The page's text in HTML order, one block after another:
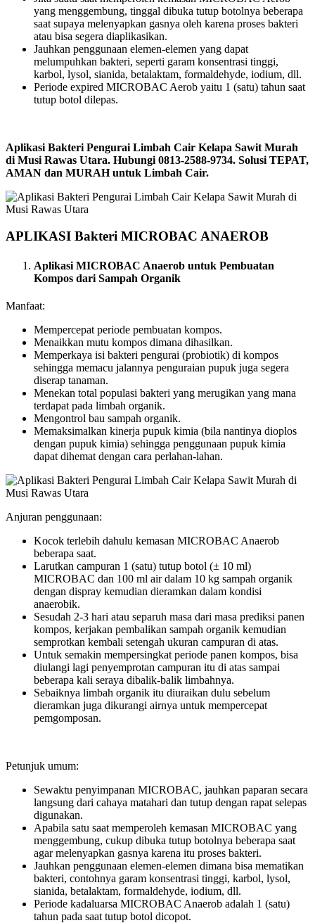
yang menggembung, tinggal dibuka tutup botolnya beberapa
saat supaya melenyapkan gasnya oleh karena proses bakteri
atau bisa segera diaplikasikan.
Jauhkan penggunaan elemen-elemen yang dapat
melumpuhkan bakteri, seperti garam konsentrasi tinggi,
karbol, lysol, sianida, betalaktam, formaldehyde, iodium, dll.
Periode expired MICROBAC Aerob yaitu 1 (satu) tahun saat
tutup botol dilepas.
Aplikasi Bakteri Pengurai Limbah Cair Kelapa Sawit Murah
di Musi Rawas Utara. Hubungi 0813-2588-9734. Solusi TEPAT,
AMAN dan MURAH untuk Limbah Cair.
APLIKASI Bakteri MICROBAC ANAEROB
Aplikasi MICROBAC Anaerob untuk Pembuatan
Kompos dari Sampah Organik
Manfaat:
Mempercepat periode pembuatan kompos.
Menaikkan mutu kompos dimana dihasilkan.
Memperkaya isi bakteri pengurai (probiotik) di kompos
sehingga memacu jalannya penguraian pupuk juga segera
diserap tanaman.
Menekan total populasi bakteri yang merugikan yang mana
terdapat pada limbah organik.
Mengontrol bau sampah organik.
Memaksimalkan kinerja pupuk kimia (bila nantinya dioplos
dengan pupuk kimia) sehingga penggunaan pupuk kimia
dapat dihemat dengan cara perlahan-lahan.
Anjuran penggunaan:
Kocok terlebih dahulu kemasan MICROBAC Anaerob
beberapa saat.
Larutkan campuran 1 (satu) tutup botol (± 10 ml)
MICROBAC dan 100 ml air dalam 10 kg sampah organik
dengan dispray kemudian dieramkan dalam kondisi
anaerobik.
Sesudah 2-3 hari atau separuh masa dari masa prediksi panen
kompos, kerjakan pembalikan sampah organik kemudian
semprotkan kembali setengah ukuran campuran di atas.
Untuk semakin mempersingkat periode panen kompos, bisa
diulangi lagi penyemprotan campuran itu di atas sampai
beberapa kali seraya dibalik-balik limbahnya.
Sebaiknya limbah organik itu diuraikan dulu sebelum
dieramkan juga dikurangi airnya untuk mempercepat
pemgomposan.
Petunjuk umum:
Sewaktu penyimpanan MICROBAC, jauhkan paparan secara
langsung dari cahaya matahari dan tutup dengan rapat selepas
digunakan.
Apabila satu saat memperoleh kemasan MICROBAC yang
menggembung, cukup dibuka tutup botolnya beberapa saat
agar melenyapkan gasnya karena itu proses bakteri.
Jauhkan penggunaan elemen-elemen dimana bisa mematikan
bakteri, contohnya garam konsentrasi tinggi, karbol, lysol,
sianida, betalaktam, formaldehyde, iodium, dll.
Periode kadaluarsa MICROBAC Anaerob adalah 1 (satu)
tahun pada saat tutup botol dicopot.